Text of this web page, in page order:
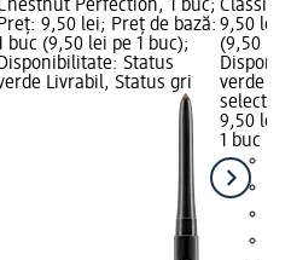
Perfection, 1 buc;
9,50 lei; Preț de bază:
buc (9,50 lei pe 1 buc);
Status
Livrabil, Status gri
Classic
9,50 lei;
(9,50 lei
verde
9,50 lei
1 buc